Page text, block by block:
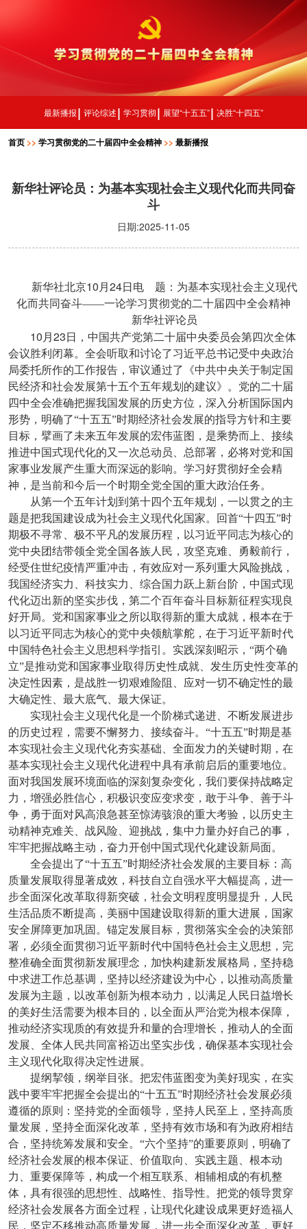
最新播报 评论综述 学习贯彻 展望“十五五” 决胜“十四五”
首页 >> 学习贯彻党的二十届四中全会精神 >> 最新播报
新华社评论员：为基本实现社会主义现代化而共同奋
斗
日期:2025-11-05
新华社北京10 月 24日电 题：为基本实现社会主义现代
化而共同奋斗——一论学习贯彻党的二十届四中全会精神
新华社评论员
10 月 23 日，中国共产党第二十届中央委员会第四次全体
会议胜利闭幕。全会听取和讨论了习近平总书记受中央政治
局委托所作的工作报告，审议通过了《中共中央关于制定国
民经济和社会发展第十五个五年规划的建议》。党的二十届
四中全会准确把握我国发展的历史方位，深入分析国际国内
形势，明确了“十五五”时期经济社会发展的指导方针和主要
目标，擘画了未来五年发展的宏伟蓝图，是乘势而上、接续
推进中国式现代化的又一次总动员、总部署，必将对党和国
家事业发展产生重大而深远的影响。学习好贯彻好全会精
神，是当前和今后一个时期全党全国的重大政治任务。
从第一个五年计划到第十四个五年规划，一以贯之的主
题是把我国建设成为社会主义现代化国家。回首“十四五”时
期极不寻常、极不平凡的发展历程，以习近平同志为核心的
党中央团结带领全党全国各族人民，攻坚克难、勇毅前行，
经受住世纪疫情严重冲击，有效应对一系列重大风险挑战，
我国经济实力、科技实力、综合国力跃上新台阶，中国式现
代化迈出新的坚实步伐，第二个百年奋斗目标新征程实现良
好开局。党和国家事业之所以取得新的重大成就，根本在于
以习近平同志为核心的党中央领航掌舵，在于习近平新时代
中国特色社会主义思想科学指引。实践深刻昭示，“两个确
立”是推动党和国家事业取得历史性成就、发生历史性变革的
决定性因素，是战胜一切艰难险阻、应对一切不确定性的最
大确定性、最大底气、最大保证。
实现社会主义现代化是一个阶梯式递进、不断发展进步
的历史过程，需要不懈努力、接续奋斗。“十五五”时期是基
本实现社会主义现代化夯实基础、全面发力的关键时期，在
基本实现社会主义现代化进程中具有承前启后的重要地位。
面对我国发展环境面临的深刻复杂变化，我们要保持战略定
力，增强必胜信心，积极识变应变求变，敢于斗争、善于斗
争，勇于面对风高浪急甚至惊涛骇浪的重大考验，以历史主
动精神克难关、战风险、迎挑战，集中力量办好自己的事，
牢牢把握战略主动，奋力开创中国式现代化建设新局面。
全会提出了“十五五”时期经济社会发展的主要目标：高
质量发展取得显著成效，科技自立自强水平大幅提高，进一
步全面深化改革取得新突破，社会文明程度明显提升，人民
生活品质不断提高，美丽中国建设取得新的重大进展，国家
安全屏障更加巩固。锚定发展目标，贯彻落实全会的决策部
署，必须全面贯彻习近平新时代中国特色社会主义思想，完
整准确全面贯彻新发展理念，加快构建新发展格局，坚持稳
中求进工作总基调，坚持以经济建设为中心，以推动高质量
发展为主题，以改革创新为根本动力，以满足人民日益增长
的美好生活需要为根本目的，以全面从严治党为根本保障，
推动经济实现质的有效提升和量的合理增长，推动人的全面
发展、全体人民共同富裕迈出坚实步伐，确保基本实现社会
主义现代化取得决定性进展。
提纲挈领，纲举目张。把宏伟蓝图变为美好现实，在实
践中要牢牢把握全会提出的“十五五”时期经济社会发展必须
遵循的原则：坚持党的全面领导，坚持人民至上，坚持高质
量发展，坚持全面深化改革，坚持有效市场和有为政府相结
合，坚持统筹发展和安全。“六个坚持”的重要原则，明确了
经济社会发展的根本保证、价值取向、实践主题、根本动
力、重要保障等，构成一个相互联系、相辅相成的有机整
体，具有很强的思想性、战略性、指导性。把党的领导贯穿
经济社会发展各方面全过程，让现代化建设成果更好造福人
民，坚定不移推动高质量发展，进一步全面深化改革，更好